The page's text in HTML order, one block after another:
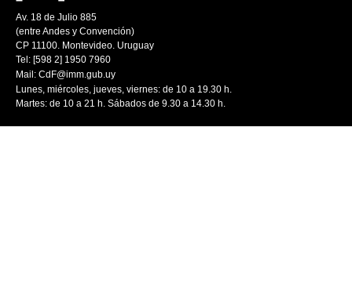
Av. 18 de Julio 885
(entre Andes y Convención)
CP 11100. Montevideo. Uruguay
Tel: [598 2] 1950 7960
Mail: CdF@imm.gub.uy
Lunes, miércoles, jueves, viernes: de 10 a 19.30 h.
Martes: de 10 a 21 h. Sábados de 9.30 a 14.30 h.